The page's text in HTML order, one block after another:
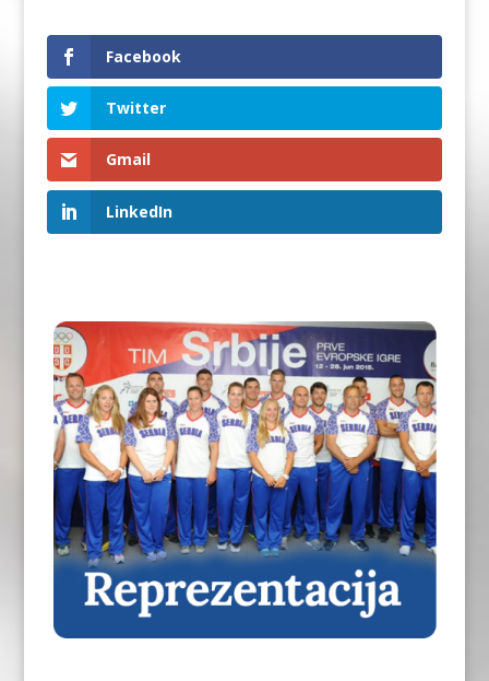
Facebook
Twitter
Gmail
LinkedIn